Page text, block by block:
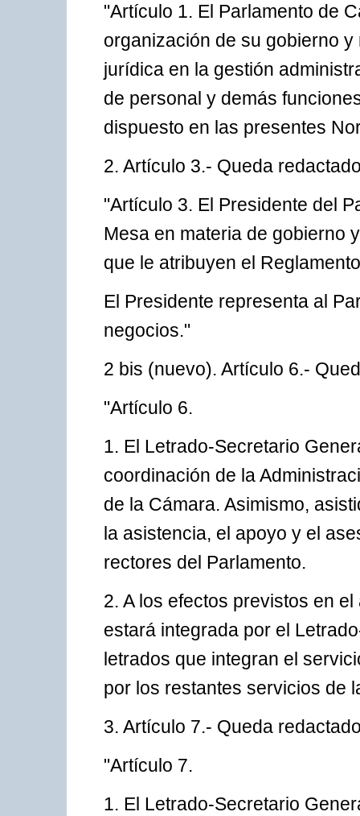
"Artículo 1. El Parlamento de
organización de su gobierno
jurídica en la gestión
de personal y demás
dispuesto en las presentes
2. Artículo 3.- Queda
"Artículo 3. El Presidente del
Mesa en materia de gobierno
que le atribuyen el
El Presidente representa al
negocios."
2 bis (nuevo). Artículo 6.-
"Artículo 6.
1. El Letrado-Secretario
coordinación de la
de la Cámara. Asimismo,
la asistencia, el apoyo y el
rectores del Parlamento.
2. A los efectos previstos en
estará integrada por el
letrados que integran el
por los restantes servicios de
3. Artículo 7.- Queda
"Artículo 7.
1. El Letrado-Secretario